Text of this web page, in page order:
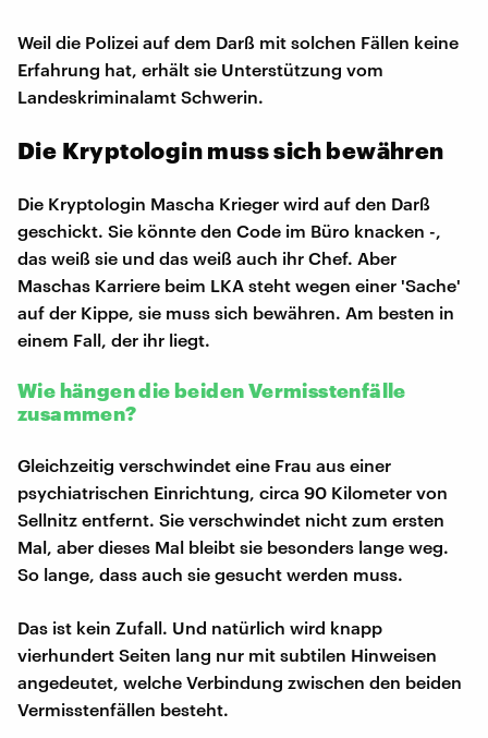
Weil die Polizei auf dem Darß mit solchen Fällen keine
Erfahrung hat, erhält sie Unterstützung vom
Landeskriminalamt Schwerin.
Die Kryptologin muss sich bewähren
Die Kryptologin Mascha Krieger wird auf den Darß
geschickt. Sie könnte den Code im Büro knacken -,
das weiß sie und das weiß auch ihr Chef. Aber
Maschas Karriere beim LKA steht wegen einer 'Sache'
auf der Kippe, sie muss sich bewähren. Am besten in
einem Fall, der ihr liegt.
Wie hängen die beiden Vermisstenfälle
zusammen?
Gleichzeitig verschwindet eine Frau aus einer
psychiatrischen Einrichtung, circa 90 Kilometer von
Sellnitz entfernt. Sie verschwindet nicht zum ersten
Mal, aber dieses Mal bleibt sie besonders lange weg.
So lange, dass auch sie gesucht werden muss.
Das ist kein Zufall. Und natürlich wird knapp
vierhundert Seiten lang nur mit subtilen Hinweisen
angedeutet, welche Verbindung zwischen den beiden
Vermisstenfällen besteht.